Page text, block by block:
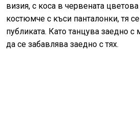
визия, с коса в червената
костюмче с къси панталонки, тя
публиката. Като танцува заедно
да се забавлява заедно с тях.